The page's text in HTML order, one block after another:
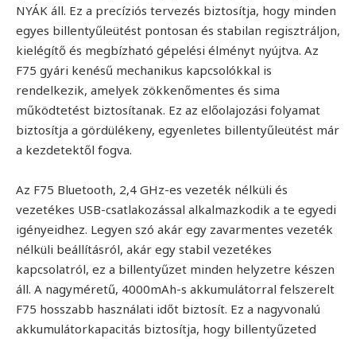
NYÁK áll. Ez a precíziós tervezés biztosítja, hogy minden
egyes billentyűleütést pontosan és stabilan regisztráljon,
kielégítő és megbízható gépelési élményt nyújtva. Az
F75 gyári kenésű mechanikus kapcsolókkal is
rendelkezik, amelyek zökkenőmentes és sima
működtetést biztosítanak. Ez az előolajozási folyamat
biztosítja a gördülékeny, egyenletes billentyűleütést már
a kezdetektől fogva.
Az F75 Bluetooth, 2,4 GHz-es vezeték nélküli és
vezetékes USB-csatlakozással alkalmazkodik a te egyedi
igényeidhez. Legyen szó akár egy zavarmentes vezeték
nélküli beállításról, akár egy stabil vezetékes
kapcsolatról, ez a billentyűzet minden helyzetre készen
áll. A nagyméretű, 4000mAh-s akkumulátorral felszerelt
F75 hosszabb használati időt biztosít. Ez a nagyvonalú
akkumulátorkapacitás biztosítja, hogy billentyűzeted